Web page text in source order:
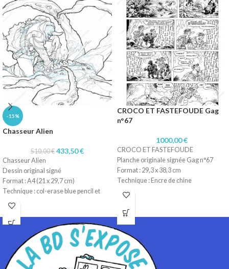
-15%
Chasseur Alien
510,00€ 433,50€
Chasseur Alien
Dessin original signé
Format : A4 (21 x 29,7 cm)
Technique : col-erase blue pencil et
stylo pitt artist
CROCO ET FASTEFOUDE Gag
n°67
1000,00€
CROCO ET FASTEFOUDE
Planche originale signée Gag n°67
Format : 29,3 x 38,3 cm
Technique : Encre de chine
Papier : Lavis technique Canson